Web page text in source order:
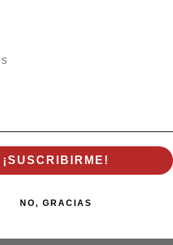
¡SUSCRIBIRME!
NO, GRACIAS